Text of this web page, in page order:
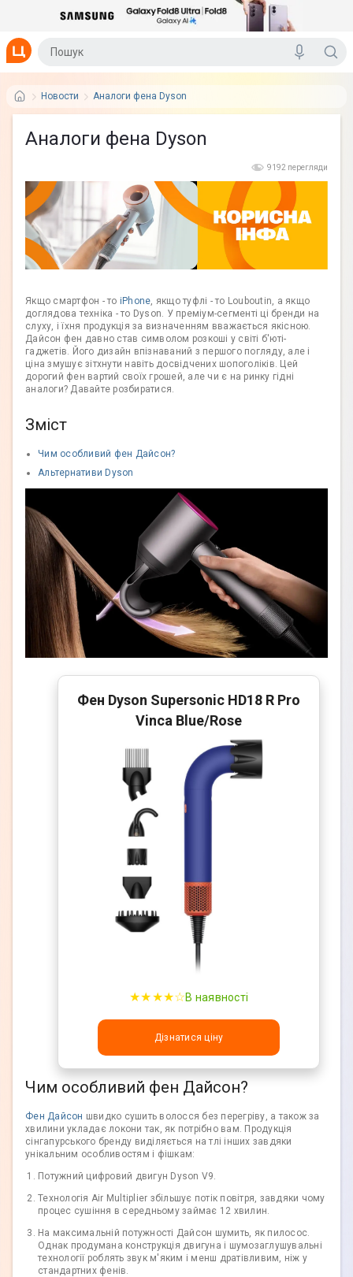
Новости Аналоги фена Dyson
Аналоги фена Dyson
9192 перегляди
Якщо смартфон - то iPhone, якщо туфлі - то Louboutin, а якщо
доглядова техніка - то Dyson. У преміум-сегменті ці бренди на
слуху, і їхня продукція за визначенням вважається якісною.
Дайсон фен давно став символом розкоші у світі б'юті-
гаджетів. Його дизайн впізнаваний з першого погляду, але і
ціна змушує зітхнути навіть досвідчених шопоголіків. Цей
дорогий фен вартий своїх грошей, але чи є на ринку гідні
аналоги? Давайте розбиратися.
Зміст
Чим особливий фен Дайсон?
Альтернативи Dyson
Фен Dyson Supersonic HD18 R Pro
Vinca Blue/Rose
★★★★☆В наявності
Дізнатися ціну
Чим особливий фен Дайсон?
Фен Дайсон швидко сушить волосся без перегріву, а також за
хвилини укладає локони так, як потрібно вам. Продукція
сінгапурського бренду виділяється на тлі інших завдяки
унікальним особливостям і фішкам:
Потужний цифровий двигун Dyson V9.
Технологія Air Multiplier збільшує потік повітря, завдяки чому
процес сушіння в середньому займає 12 хвилин.
На максимальній потужності Дайсон шумить, як пилосос.
Однак продумана конструкція двигуна і шумозаглушувальні
технології роблять звук м'яким і менш дратівливим, ніж у
стандартних фенів.